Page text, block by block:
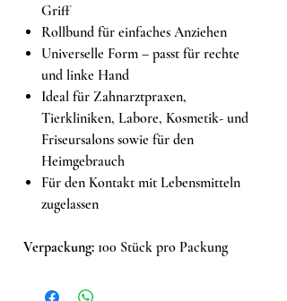
Griff
Rollbund für einfaches Anziehen
Universelle Form – passt für rechte
und linke Hand
Ideal für Zahnarztpraxen,
Tierkliniken, Labore, Kosmetik- und
Friseursalons sowie für den
Heimgebrauch
Für den Kontakt mit Lebensmitteln
zugelassen
Verpackung: 100 Stück pro Packung